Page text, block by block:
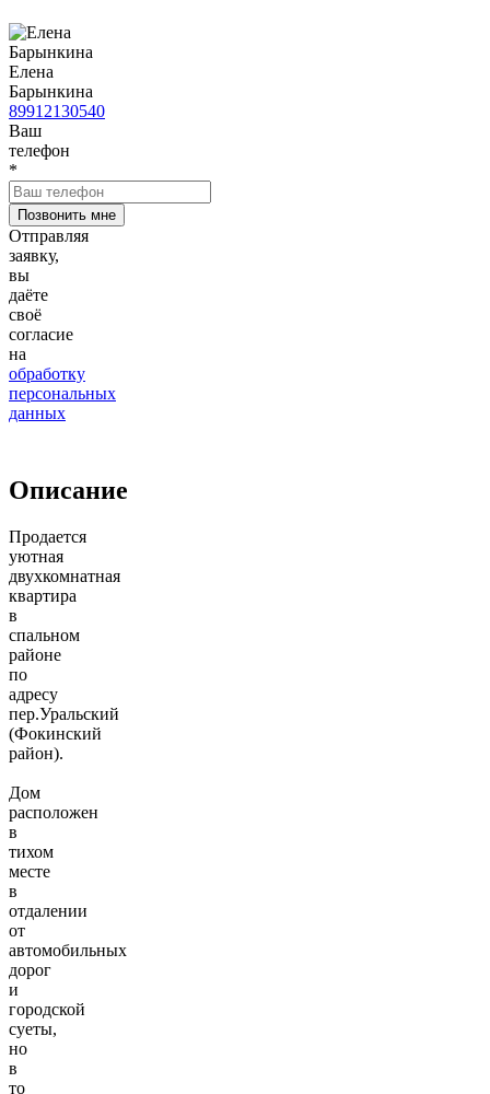
Елена
Барынкина
89912130540
Ваш
телефон
*
Отправляя
заявку,
вы
даёте
своё
согласие
на
обработку
персональных
данных
Описание
Продается
уютная
двухкомнатная
квартира
в
спальном
районе
по
адресу
пер.Уральский
(Фокинский
район).
Дом
расположен
в
тихом
месте
в
отдалении
от
автомобильных
дорог
и
городской
суеты,
но
в
то